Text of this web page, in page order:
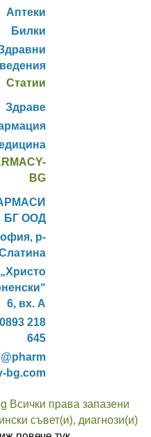
Аптеки
Билки
Статии
Здраве
BG
БГ ООД
р-
6, вх. А
218
645
bg.com
Всички права запазени
съвет(и), диагнози(и)